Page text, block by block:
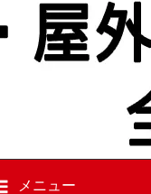
メニュー